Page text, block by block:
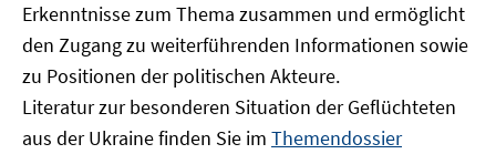
Erkenntnisse zum Thema zusammen und ermöglicht
den Zugang zu weiterführenden Informationen sowie
zu Positionen der politischen Akteure.
Literatur zur besonderen Situation der Geflüchteten
aus der Ukraine finden Sie im Themendossier